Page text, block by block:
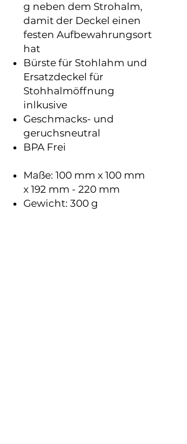
g neben dem Strohalm,
damit der Deckel einen
festen Aufbewahrungsort
hat
Bürste für Stohlahm und
Ersatzdeckel für
Stohhalmöffnung
inlkusive
Geschmacks- und
geruchsneutral
BPA Frei
Maße: 100 mm x 100 mm
x 192 mm - 220 mm
Gewicht: 300 g